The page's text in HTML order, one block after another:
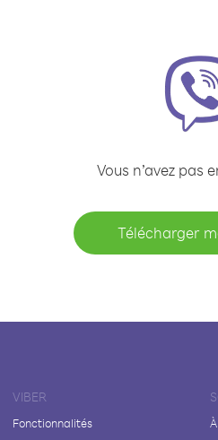
Vous n’avez pas
Télécharger
VIBER
Fonctionnalités